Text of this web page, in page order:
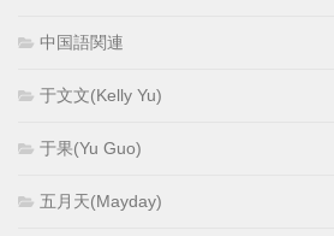
中国語関連
于文文(Kelly Yu)
于果(Yu Guo)
五月天(Mayday)